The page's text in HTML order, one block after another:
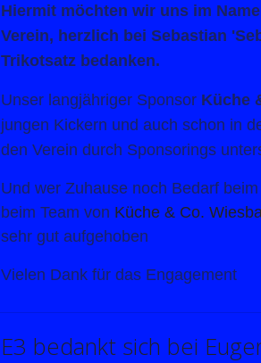
Hiermit möchten wir uns im
Verein, herzlich bei Sebastian
Trikotsatz bedanken.
Unser langjähriger Sponsor Küche
jungen Kickern und auch schon in
den Verein durch Sponsorings
Und wer Zuhause noch Bedarf
beim Team von Küche & Co.
sehr gut aufgehoben
Vielen Dank für das Engagement
E3 bedankt sich bei